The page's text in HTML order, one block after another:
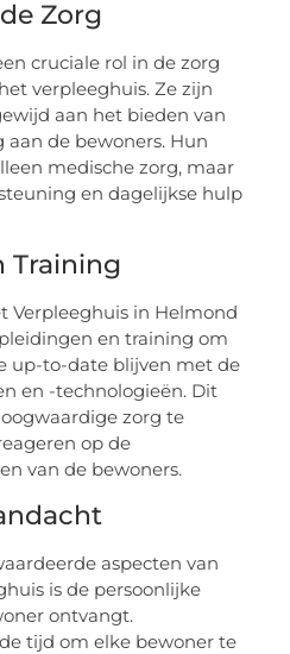
Zorg
cruciale rol in de zorg
verpleeghuis. Ze zijn
aan het bieden van
de bewoners. Hun
medische zorg, maar
en dagelijkse hulp
Training
Verpleeghuis in Helmond
en training om
up-to-date blijven met de
en -technologieën. Dit
zorg te
op de
van de bewoners.
aspecten van
is de persoonlijke
ontvangt.
tijd om elke bewoner te